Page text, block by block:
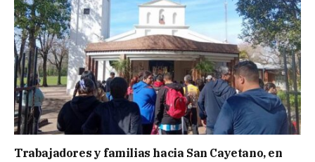
Trabajadores y familias hacia San Cayetano, en